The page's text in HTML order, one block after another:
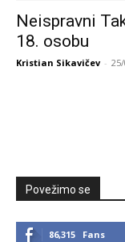
Neispravni
18. osobu
Kristian Sikavičev -
Povežimo se
86,315 Fans